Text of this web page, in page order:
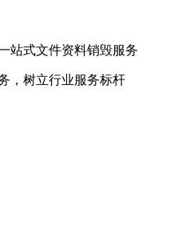
站式文件资料销毁服务
，树立行业服务标杆